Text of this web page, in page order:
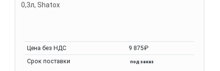
0,3л, Shatox
Цена без НДС
9 875₽
Срок поставки
под заказ